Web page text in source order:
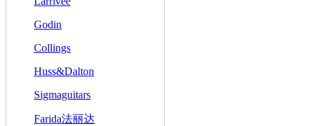
Godin
Collings
Huss&Dalton
Sigmaguitars
Farida法丽达